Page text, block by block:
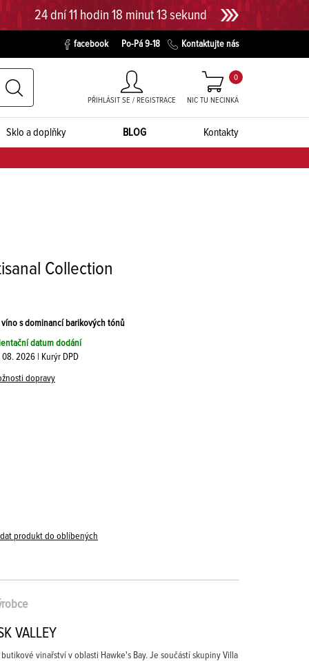
24 dní 11 hodin 18 minut 12 sekund
facebook Po-Pá 9-18 Kontaktujte nás
PŘIHLÁSIT SE / REGISTRACE NIC TU NECINKÁ
0
Sklo a doplňky BLOG Kontakty
Collection
s dominancí barikových tónů
datum dodání
08. 2026 | Kurýr DPD
dopravy
produkt do oblíbených
VALLEY
vinařství v oblasti Hawke's Bay. Je součástí skupiny Villa